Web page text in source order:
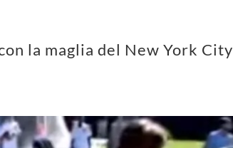
la maglia del New York City